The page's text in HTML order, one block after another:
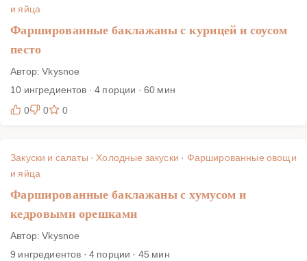
и яйца
Фаршированные баклажаны с курицей и соусом
песто
Автор: Vkysnoe
10 ингредиентов · 4 порции · 60 мин
0
0 0
Закуски и салаты ·Холодные закуски · Фаршированные овощи
и яйца
Фаршированные баклажаны с хумусом и
кедровыми орешками
Автор: Vkysnoe
9 ингредиентов · 4 порции · 45 мин